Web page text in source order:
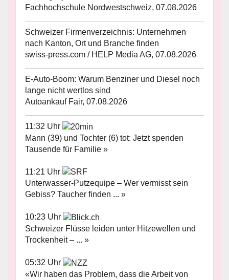
Fachhochschule Nordwestschweiz, 07.08.2026
Schweizer Firmenverzeichnis: Unternehmen
nach Kanton, Ort und Branche finden
swiss-press.com / HELP Media AG, 07.08.2026
E-Auto-Boom: Warum Benziner und Diesel noch
lange nicht wertlos sind
Autoankauf Fair, 07.08.2026
11:32 Uhr
Mann (39) und Tochter (6) tot: Jetzt spenden
Tausende für Familie »
11:21 Uhr
Unterwasser-Putzequipe – Wer vermisst sein
Gebiss? Taucher finden ... »
10:23 Uhr
Schweizer Flüsse leiden unter Hitzewellen und
Trockenheit – ... »
05:32 Uhr
«Wir haben das Problem, dass die Arbeit von